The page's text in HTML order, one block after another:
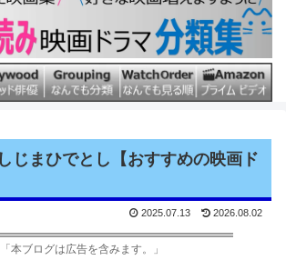
じまひでとし【おすすめの映画ド
2025.07.13 2026.08.02
「本ブログは広告を含みます。」